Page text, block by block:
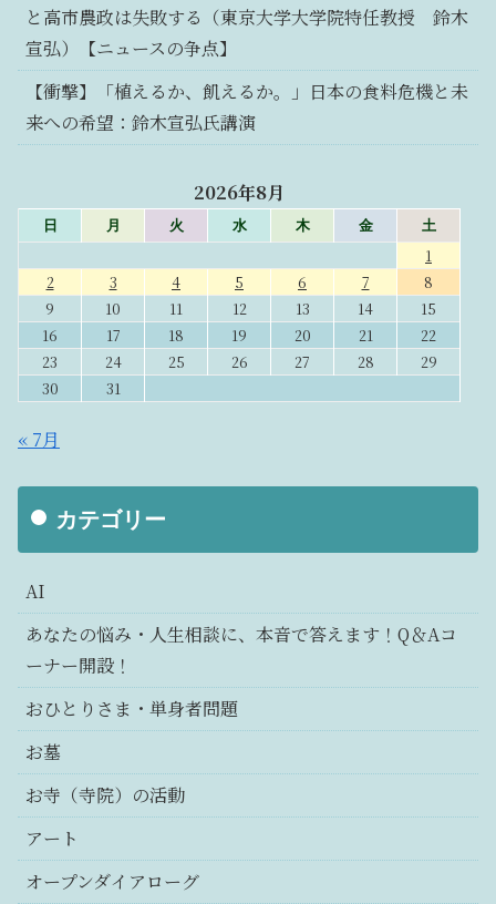
と高市農政は失敗する（東京大学大学院特任教授 鈴木
宣弘）【ニュースの争点】
【衝撃】「植えるか、飢えるか。」日本の食料危機と未
来への希望：鈴木宣弘氏講演
2026年8月
日 月 火 水 木 金 土
1
2
3 4 5 6 7
8
9
10 11 12 13 14
15
16
17 18 19 20 21
22
23
24 25 26 27 28
29
30
31
« 7月
カテゴリー
AI
あなたの悩み・人生相談に、本音で答えます！Q＆Aコ
ーナー開設！
おひとりさま・単身者問題
お墓
お寺（寺院）の活動
アート
オープンダイアローグ